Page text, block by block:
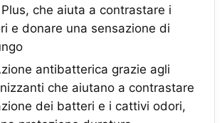
che aiuta a contrastare i
e donare una sensazione di
antibatterica grazie agli
che aiutano a contrastare
dei batteri e i cattivi odori,